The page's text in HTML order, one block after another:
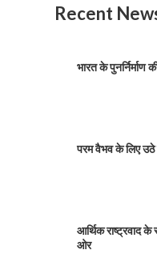
Recent
भारत के पुनर्निर्माण
परम वैभव के लिए
आर्थिक राष्ट्रवाद
ओर